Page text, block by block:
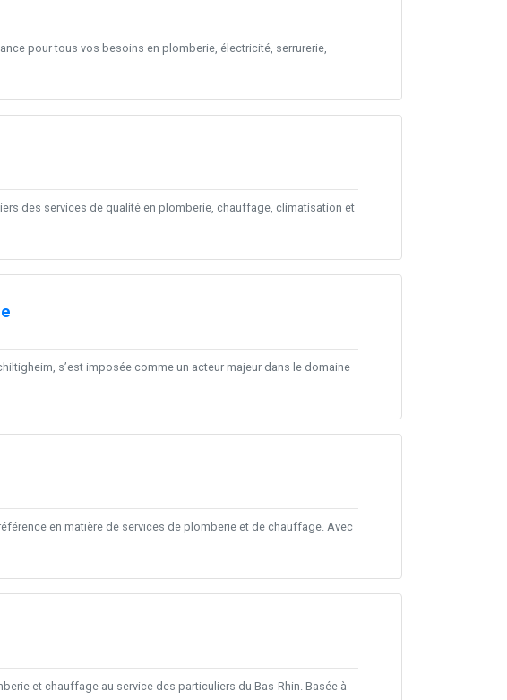
pour tous vos besoins en plomberie, électricité, serrurerie,
des services de qualité en plomberie, chauffage, climatisation et
s’est imposée comme un acteur majeur dans le domaine
en matière de services de plomberie et de chauffage. Avec
et chauffage au service des particuliers du Bas-Rhin. Basée à